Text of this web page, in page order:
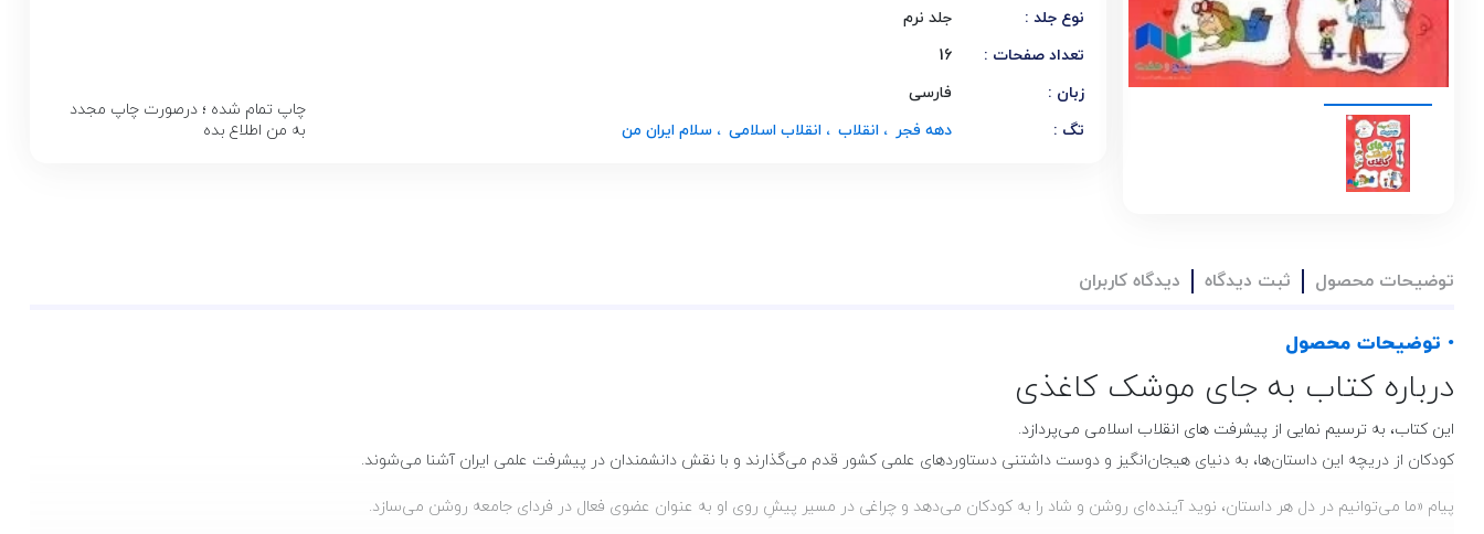
نوع جلد :
جلد نرم
تعداد صفحات :
16
زبان :
فارسی
تگ :
دهه فجر ، انقلاب ، انقلاب اسلامی ، سلام ایران من
چاپ تمام شده ؛ درصورت چاپ مجدد
به من اطلاع بده
توضیحات محصول ثبت دیدگاه دیدگاه کاربران
• توضیحات محصول
درباره کتاب به جای موشک کاغذی
این کتاب، به ترسیم نمایی از پیشرفت‌ های انقلاب اسلامی می‌پردازد.
کودکان از دریچه این داستان‌ها، به دنیای هیجان‌انگیز و دوست داشتنی دستاوردهای علمی کشور قدم می‌گذارند و با نقش دانشمندان در پیشرفت علمی ایران آشنا می‌شوند.
پیام «ما می‌توانیم در دل هر داستان، نوید آینده‌ای روشن و شاد را به کودکان می‌دهد و چراغی در مسیر پیشِ روی او به عنوان عضوی فعال در فردای جامعه روشن می‌سازد.